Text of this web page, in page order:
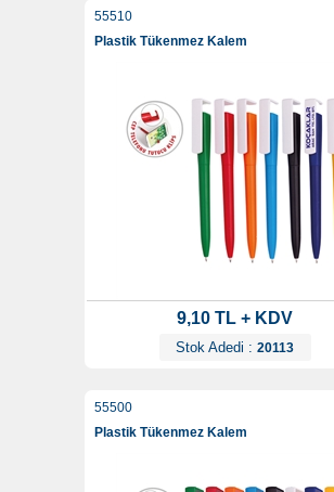
55510
Plastik Tükenmez Kalem
9,10 TL + KDV
Stok Adedi : 20113
55500
Plastik Tükenmez Kalem